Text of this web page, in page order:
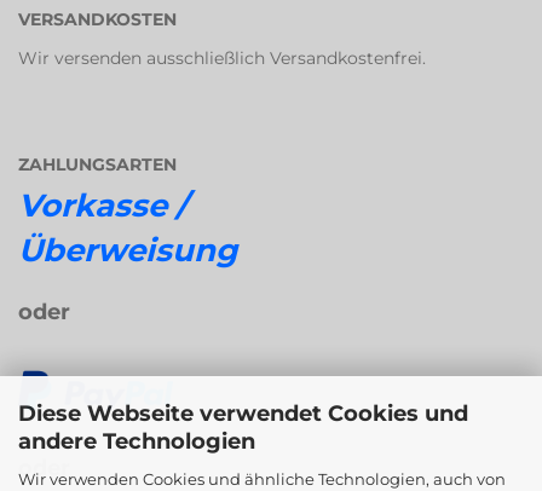
Diese Webseite verwendet Cookies und
andere Technologien
Wir verwenden Cookies und ähnliche Technologien, auch von
VERSANDKOSTEN
Wir versenden ausschließlich Versandkostenfrei.
ZAHLUNGSARTEN
Vorkasse /
Überweisung
oder
oder